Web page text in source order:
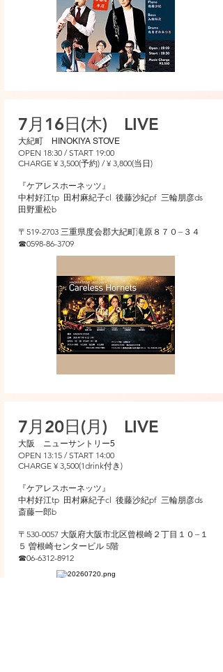
7月16日(木) LIVE
​大紀町 HINOKIYA STOVE
OPEN 18:30 / START 19:00
CHARGE ¥ 3,500(予約) / ¥ 3,800(当日)
​『ケアレスホーネッツ』
​中村好江tp 田村麻紀子cl 後藤沙紀pf 三輪朋彦ds
田野重松b
〒519-2703 三重県度会郡大紀町滝原８７０−３４
☎︎0598-86-3709
7月20日(月) LIVE
​大阪 ニューサントリー5​
OPEN 13:15 / START 14:00
CHARGE ¥ 3,500(1drink付き)
​『ケアレスホーネッツ』
​中村好江tp 田村麻紀子cl 後藤沙紀pf 三輪朋彦ds
斎藤一郎b
〒530-0057 大阪府大阪市北区曾根崎２丁目１０−１
５ 曽根崎センタービル 5階
☎︎06-6312-8912